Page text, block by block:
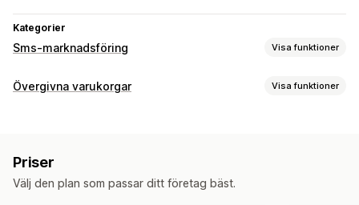
Kategorier
Sms-marknadsföring Visa funktioner
Kampanjhantering
Mätvärden för konvertering
ROI-spårning Segmentering
Anpassade segment
Övergivna varukorgar Visa funktioner
SMS-aviseringar
Registrerings-popup Rabatterbjudanden
Priser
Välj den plan som passar ditt företag bäst.